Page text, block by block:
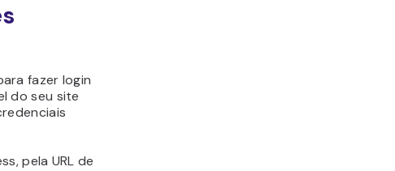
fazer login
do seu site
pela URL de